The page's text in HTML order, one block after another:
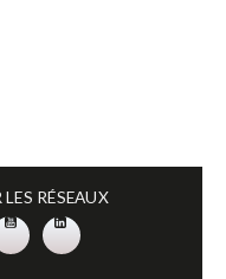
RÉSEAUX